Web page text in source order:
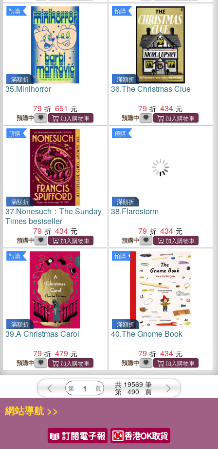
預購
滿額折
35.Minihorror
79
651
預購中
預購
滿額折
36.The Christmas Clue
79
434
預購中
預購
滿額折
37.Nonesuch：The Sunday
Times bestseller
79
434
預購中
預購
滿額折
38.Flarestorm
79
434
預購中
預購
滿額折
39.A Christmas Carol
79
479
預購中
預購
滿額折
40.The Gnome Book
79
434
預購中
共 19569 筆
第 490 頁
網站導航 >>